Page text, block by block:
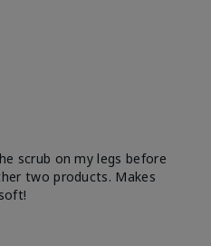
scrub on my legs before
two products. Makes